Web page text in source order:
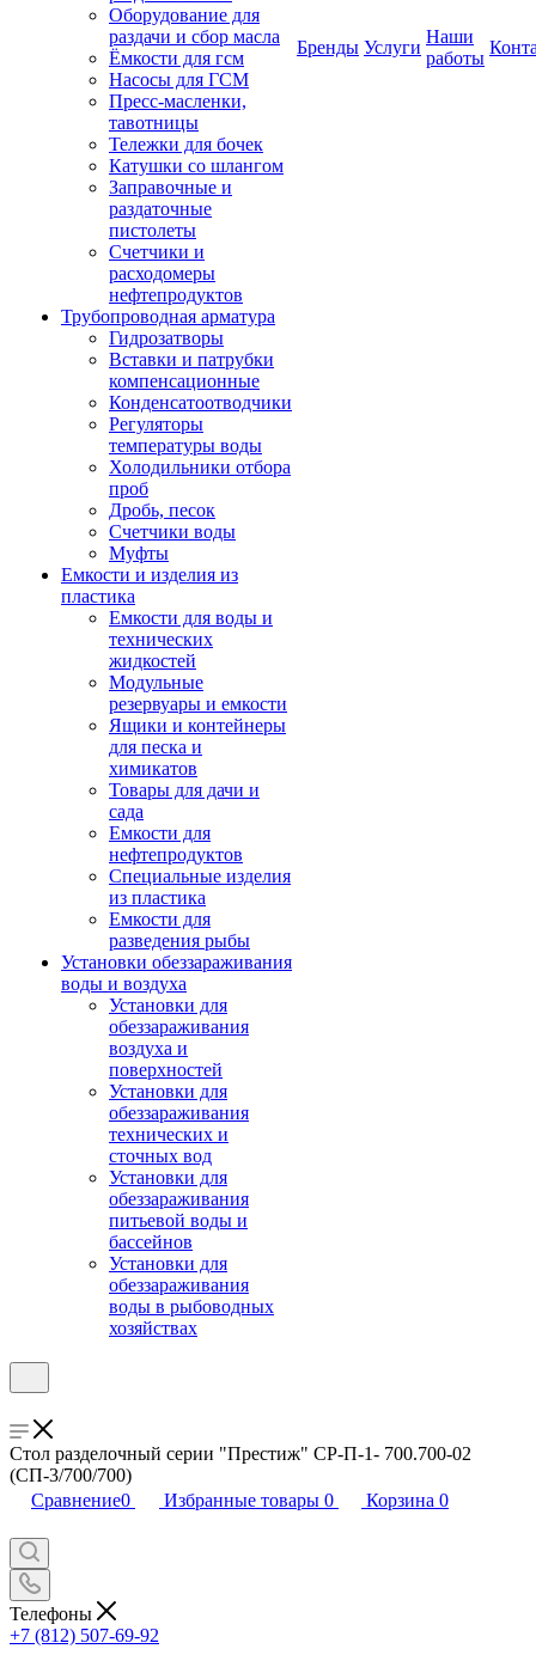
Оборудование для
раздачи и сбор масла
Ёмкости для гсм
Насосы для ГСМ
Пресс-масленки,
тавотницы
Тележки для бочек
Катушки со шлангом
Заправочные и
раздаточные
пистолеты
Счетчики и
расходомеры
нефтепродуктов
Трубопроводная арматура
Гидрозатворы
Вставки и патрубки
компенсационные
Конденсатоотводчики
Регуляторы
температуры воды
Холодильники отбора
проб
Дробь, песок
Счетчики воды
Муфты
Емкости и изделия из
пластика
Емкости для воды и
технических
жидкостей
Модульные
резервуары и емкости
Ящики и контейнеры
для песка и
химикатов
Товары для дачи и
сада
Емкости для
нефтепродуктов
Специальные изделия
из пластика
Емкости для
разведения рыбы
Установки обеззараживания
воды и воздуха
Установки для
обеззараживания
воздуха и
поверхностей
Установки для
обеззараживания
технических и
сточных вод
Установки для
обеззараживания
питьевой воды и
бассейнов
Установки для
обеззараживания
воды в рыбоводных
хозяйствах
Бренды Услуги
Наши
работы
Стол разделочный серии "Престиж" СР-П-1- 700.700-02
(СП-3/700/700)
Сравнение0 Избранные товары 0 Корзина 0
Телефоны
+7 (812) 507-69-92